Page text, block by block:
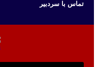
تماس با سردبیر